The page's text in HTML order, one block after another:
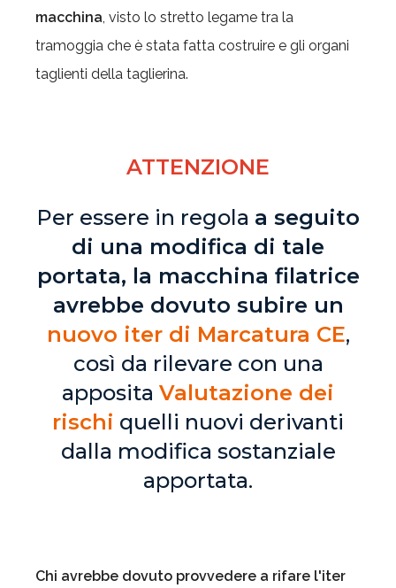
macchina, visto lo stretto legame tra la
tramoggia che è stata fatta costruire e gli organi
taglienti della taglierina.
ATTENZIONE
Per essere in regola a seguito
di una modifica di tale
portata, la macchina filatrice
avrebbe dovuto subire un
nuovo iter di Marcatura CE,
così da rilevare con una
apposita Valutazione dei
rischi quelli nuovi derivanti
dalla modifica sostanziale
apportata.
Chi avrebbe dovuto provvedere a rifare l'iter